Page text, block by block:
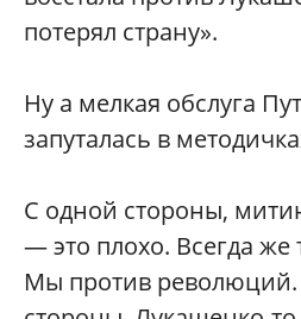
потерял страну».
Ну а мелкая обслуга
запуталась в
С одной стороны,
— это плохо. Всегда же
Мы против революций.